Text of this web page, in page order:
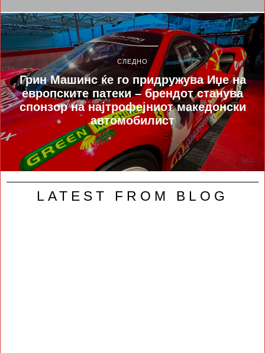
СЛЕДНО
Грин Машинс ќе го придружува Иџе на
европските патеки – брендот станува
спонзор на најтрофејниот македонски
автомобилист
LATEST FROM BLOG